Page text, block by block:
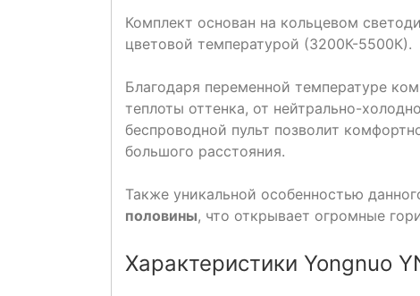
Комплект основан на кольцевом
цветовой температурой (3200К-5500К).
Благодаря переменной температуре
теплоты оттенка, от нейтрально-
беспроводной пульт позволит
большого расстояния.
Также уникальной особенностью
половины, что открывает огромные
Характеристики Yongnuo